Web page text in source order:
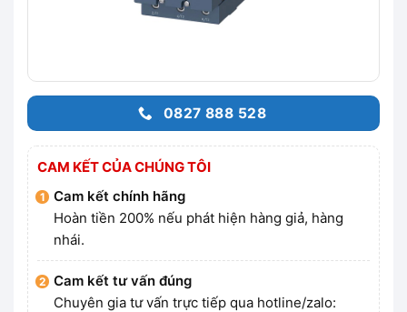
0827 888 528
CAM KẾT CỦA CHÚNG TÔI
Cam kết chính hãng
Hoàn tiền 200% nếu phát hiện hàng giả, hàng
nhái.
Cam kết tư vấn đúng
Chuyên gia tư vấn trực tiếp qua hotline/zalo: